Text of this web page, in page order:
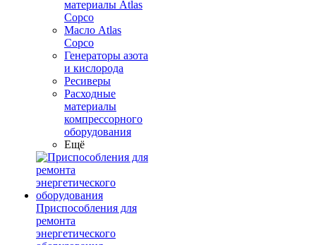
материалы Atlas
Copco
Масло Atlas
Copco
Генераторы азота
и кислорода
Ресиверы
Расходные
материалы
компрессорного
оборудования
Ещё
Приспособления для
ремонта
энергетического